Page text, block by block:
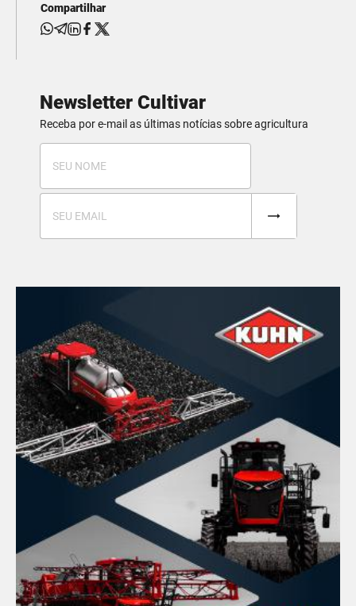
Compartilhar
Newsletter Cultivar
Receba por e-mail as últimas notícias sobre agricultura